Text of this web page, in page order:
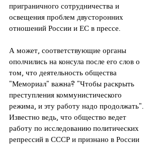
приграничного сотрудничества и
освещения проблем двусторонних
отношений России и ЕС в прессе.
А может, соответствующие органы
ополчились на консула после его слов о
том, что деятельность общества
"Мемориал" важна? "Чтобы раскрыть
преступления коммунистического
режима, и эту работу надо продолжать".
Известно ведь, что общество ведет
работу по исследованию политических
репрессий в СССР и признано в России